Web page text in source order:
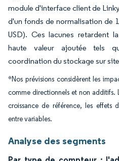
module d'interface client de
d'un fonds de normalisation de
USD). Ces lacunes retardent
haute valeur ajoutée tels
coordination du stockage sur
*Nos prévisions considèrent les
comme directionnels et non additifs.
croissance de référence, les effets
entre variables.
Analyse des segments